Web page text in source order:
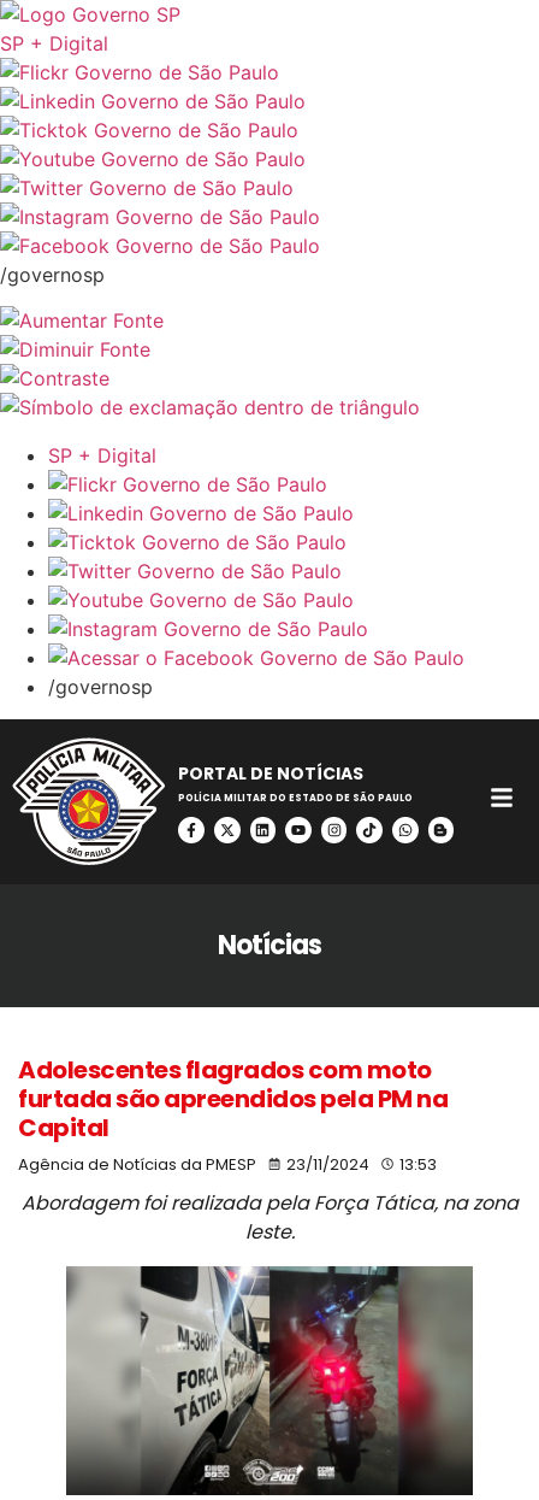
SP + Digital
/governosp
SP + Digital
/governosp
PORTAL DE NOTÍCIAS
POLÍCIA MILITAR DO ESTADO DE SÃO PAULO
Notícias
Adolescentes flagrados com moto
furtada são apreendidos pela PM na
Capital
Agência de Notícias da PMESP 23/11/2024 13:53
Abordagem foi realizada pela Força Tática, na zona
leste.